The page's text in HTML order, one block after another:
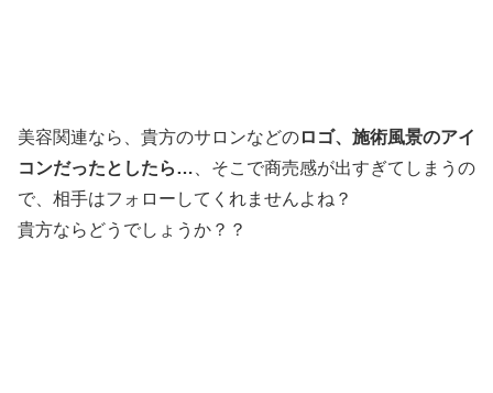
美容関連なら、貴方のサロンなどのロゴ、施術風景のアイ
コンだったとしたら… 、そこで商売感が出すぎてしまうの
で、相手はフォローしてくれませんよね？
貴方ならどうでしょうか？？